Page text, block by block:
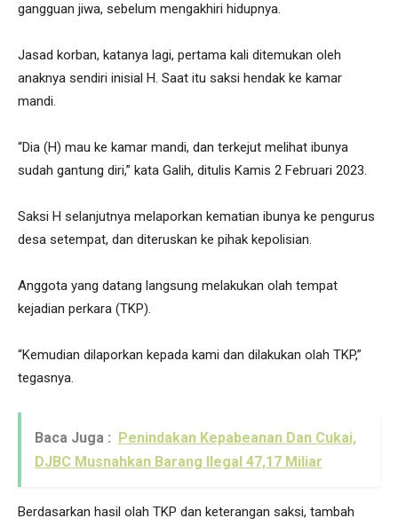
gangguan jiwa, sebelum mengakhiri hidupnya.
Jasad korban, katanya lagi, pertama kali ditemukan oleh
anaknya sendiri inisial H. Saat itu saksi hendak ke kamar
mandi.
“Dia (H) mau ke kamar mandi, dan terkejut melihat ibunya
sudah gantung diri,” kata Galih, ditulis Kamis 2 Februari 2023.
Saksi H selanjutnya melaporkan kematian ibunya ke pengurus
desa setempat, dan diteruskan ke pihak kepolisian.
Anggota yang datang langsung melakukan olah tempat
kejadian perkara (TKP).
“Kemudian dilaporkan kepada kami dan dilakukan olah TKP,”
tegasnya.
Baca Juga :
Penindakan Kepabeanan Dan Cukai,
DJBC Musnahkan Barang Ilegal 47,17 Miliar
Berdasarkan hasil olah TKP dan keterangan saksi, tambah